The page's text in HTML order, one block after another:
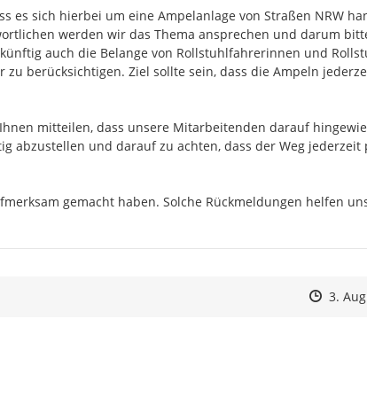
es sich hierbei um eine Ampelanlage von Straßen NRW
werden wir das Thema ansprechen und darum
auch die Belange von Rollstuhlfahrerinnen und
berücksichtigen. Ziel sollte sein, dass die Ampeln
mitteilen, dass unsere Mitarbeitenden darauf
abzustellen und darauf zu achten, dass der Weg jederzeit
gemacht haben. Solche Rückmeldungen helfen
3.